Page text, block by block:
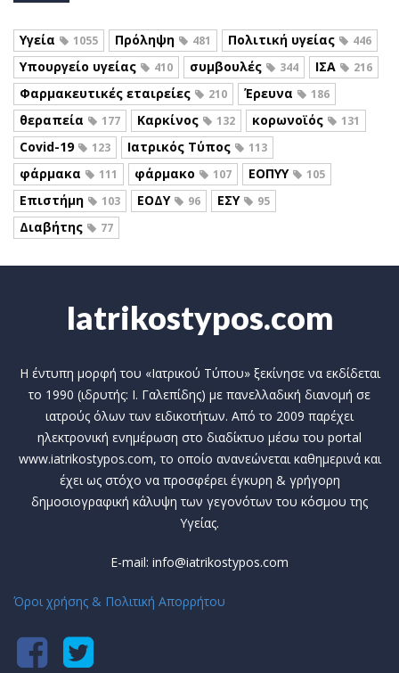
Υγεία 1055 Πρόληψη 481 Πολιτική υγείας 446
Υπουργείο υγείας 410 συμβουλές 344 ΙΣΑ 216
Φαρμακευτικές εταιρείες 210 Έρευνα 186
θεραπεία 177 Καρκίνος 132 κορωνοϊός 131
Covid-19 123 Ιατρικός Τύπος 113
φάρμακα 111 φάρμακο 107 ΕΟΠΥΥ 105
Επιστήμη 103 ΕΟΔΥ 96 ΕΣΥ 95
Διαβήτης 77
Iatrikostypos.com
Η έντυπη μορφή του «Ιατρικού Τύπου» ξεκίνησε να εκδίδεται
το 1990 (ιδρυτής: Ι. Γαλεπίδης) με πανελλαδική διανομή σε
ιατρούς όλων των ειδικοτήτων. Από το 2009 παρέχει
ηλεκτρονική ενημέρωση στο διαδίκτυο μέσω του portal
www.iatrikostypos.com, το οποίο ανανεώνεται καθημερινά και
έχει ως στόχο να προσφέρει έγκυρη & γρήγορη
δημοσιογραφική κάλυψη των γεγονότων του κόσμου της
Υγείας.
E-mail: info@iatrikostypos.com
Όροι χρήσης & Πολιτική Απορρήτου